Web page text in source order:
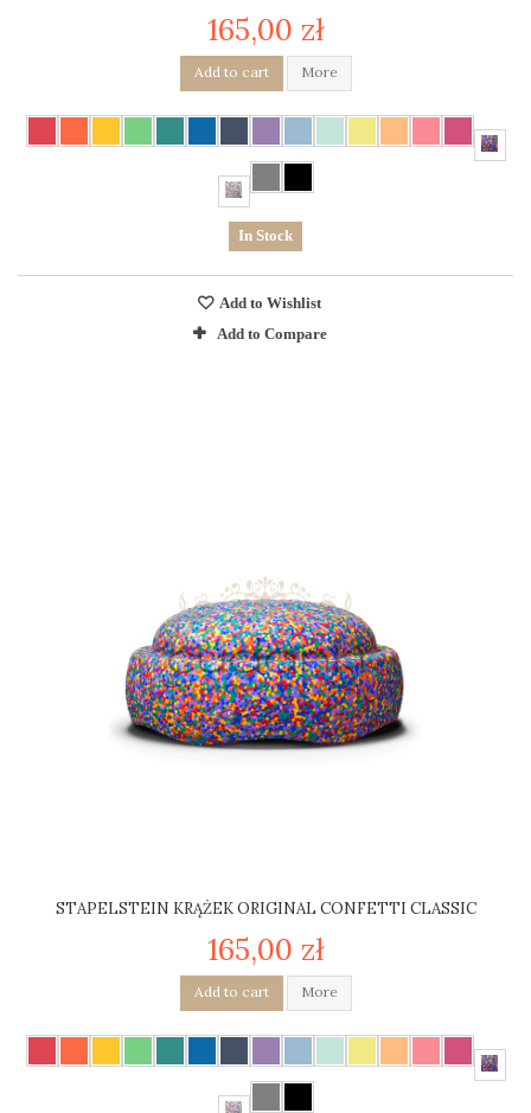
165,00 zł
Add to cart More
In Stock
Add to Wishlist
Add to Compare
STAPELSTEIN KRĄŻEK ORIGINAL CONFETTI CLASSIC
165,00 zł
Add to cart More